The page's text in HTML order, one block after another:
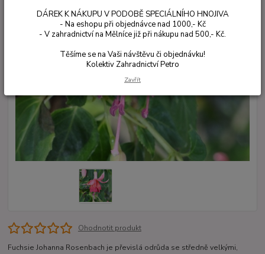
Ohodnotit produkt
Fuchsie Johanna Rosenbach je převislá odrůda se středně velkými,
DÁREK K NÁKUPU V PODOBĚ SPECIÁLNÍHO HNOJIVA
- Na eshopu při objednávce nad 1000,- Kč
- V zahradnictví na Mělníce již při nákupu nad 500,- Kč.
Těšíme se na Vaši návštěvu či objednávku!
Kolektiv Zahradnictví Petro
Zavřít